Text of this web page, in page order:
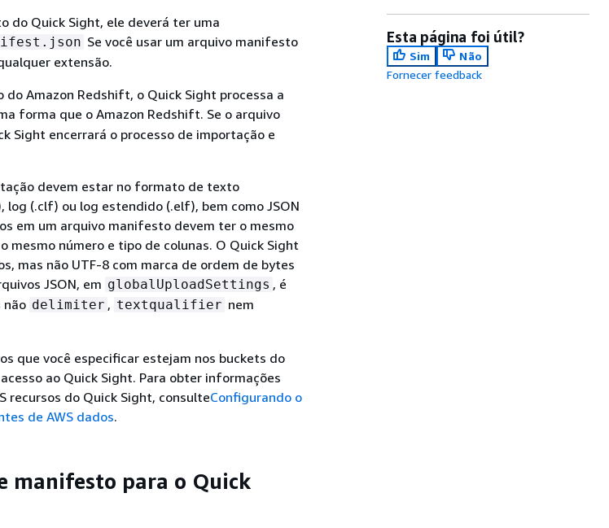
do Quick Sight, ele deverá ter uma
Se você usar um arquivo manifesto
extensão.
Amazon Redshift, o Quick Sight processa a
forma que o Amazon Redshift. Se o arquivo
Sight encerrará o processo de importação e
devem estar no formato de texto
log (.clf) ou log estendido (.elf), bem como JSON
em um arquivo manifesto devem ter o mesmo
mesmo número e tipo de colunas. O Quick Sight
mas não UTF-8 com marca de ordem de bytes
JSON, em globalUploadSettings , é
não delimiter , textqualifier nem
que você especificar estejam nos buckets do
ao Quick Sight. Para obter informações
recursos do Quick Sight, consulteConfigurando o
de AWS dados.
manifesto para o Quick
Esta página foi útil?
Sim
Não
Fornecer feedback